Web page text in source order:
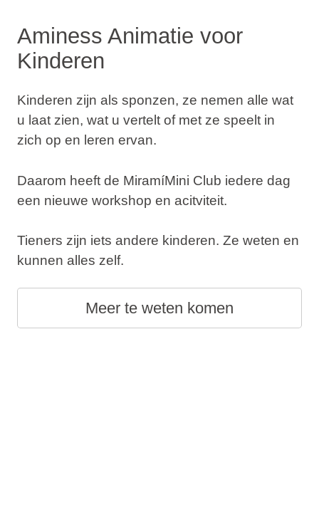
Aminess Animatie voor
Kinderen
Kinderen zijn als sponzen, ze nemen alle wat
u laat zien, wat u vertelt of met ze speelt in
zich op en leren ervan.
Daarom heeft de MiramíMini Club iedere dag
een nieuwe workshop en acitviteit.
Tieners zijn iets andere kinderen. Ze weten en
kunnen alles zelf.
Meer te weten komen